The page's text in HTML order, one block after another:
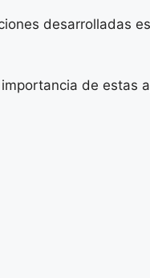
desarrolladas
de estas